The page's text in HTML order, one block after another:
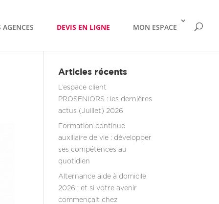
AGENCES DEVIS EN LIGNE MON ESPACE
Articles récents
L’espace client
PROSENIORS : les dernières
actus (Juillet) 2026
Formation continue
auxiliaire de vie : développer
ses compétences au
quotidien
Alternance aide à domicile
2026 : et si votre avenir
commençait chez